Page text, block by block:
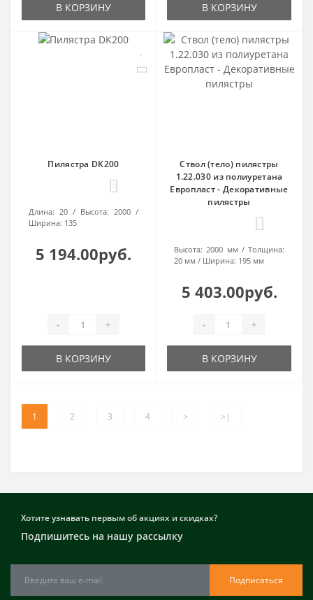
В КОРЗИНУ В КОРЗИНУ
Пилястра DK200
Длина: 20 Высота: 2000
Ширина: 135
5 194.00руб.
- +
В КОРЗИНУ
Ствол (тело) пилястры
1.22.030 из полиуретана
Европласт - Декоративные
пилястры
Высота: 2000 мм
Толщина:
20 мм
Ширина: 195 мм
5 403.00руб.
- +
В КОРЗИНУ
1 2 3 4 > >|
Хотите узнавать первым об акциях и скидках?
Подпишитесь на нашу рассылку
Подписаться